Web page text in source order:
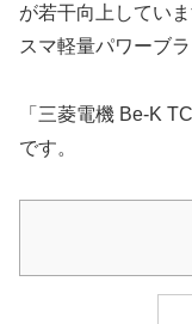
が若干向上してい
スマ軽量パワーブ
「三菱電機 Be-K
です。